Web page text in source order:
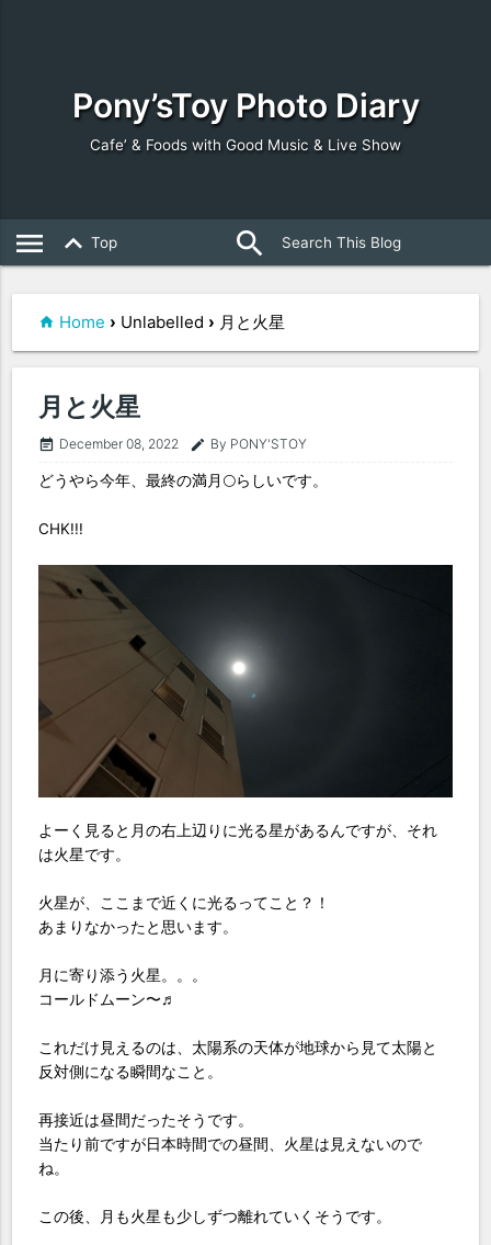
Pony’sToy Photo Diary
Cafe’ & Foods with Good Music & Live Show
menu keyboard_arrow_up Top search
Home › Unlabelled › 月と火星
月と火星
event_note December 08, 2022 edit By PONY'STOY
どうやら今年、最終の満月🌕らしいです。
CHK!!!
よーく見ると月の右上辺りに光る星があるんですが、それ
は火星です。
火星が、ここまで近くに光るってこと？！
あまりなかったと思います。
月に寄り添う火星。。。
コールドムーン〜♬
これだけ見えるのは、太陽系の天体が地球から見て太陽と
反対側になる瞬間なこと。
再接近は昼間だったそうです。
当たり前ですが日本時間での昼間、火星は見えないので
ね。
この後、月も火星も少しずつ離れていくそうです。